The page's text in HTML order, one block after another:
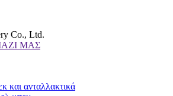
Co., Ltd.
ΜΑΣ
και ανταλλακτικά